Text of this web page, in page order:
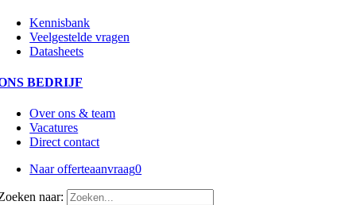
Kennisbank
Veelgestelde vragen
Datasheets
BEDRIJF
Over ons & team
Vacatures
Direct contact
Naar offerteaanvraag0
naar: